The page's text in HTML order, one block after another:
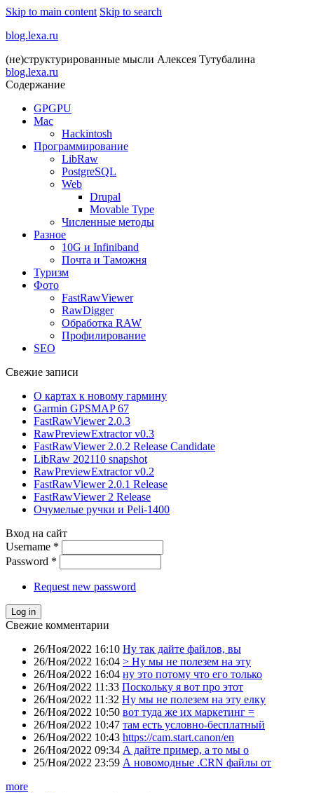
Skip to main content Skip to search
blog.lexa.ru
(не)структурированные мысли Алексея Тутубалина
blog.lexa.ru
Содержание
GPGPU
Mac
Hackintosh
Программирование
LibRaw
PostgreSQL
Web
Drupal
Movable Type
Численные методы
Разное
10G и Infiniband
Почта и Таможня
Туризм
Фото
FastRawViewer
RawDigger
Обработка RAW
Профилирование
SEO
Свежие записи
О картах к новому гармину
Garmin GPSMAP 67
FastRawViewer 2.0.3
RawPreviewExtractor v0.3
FastRawViewer 2.0.2 Release Candidate
LibRaw 202110 snapshot
RawPreviewExtractor v0.2
FastRawViewer 2.0.1 Release
FastRawViewer 2 Release
Очумелые ручки и Peli-1400
Вход на сайт
Username *
Password *
Request new password
Свежие комментарии
26/Ноя/2022 16:10 Ну так дайте файлов, вы
26/Ноя/2022 16:04 > Ну мы не полезем на эту
26/Ноя/2022 16:04 ну это потому что его только
26/Ноя/2022 11:33 Поскольку я вот про этот
26/Ноя/2022 11:32 Ну мы не полезем на эту елку
26/Ноя/2022 10:50 вот туда же их маркетинг =
26/Ноя/2022 10:47 там есть условно-бесплатный
26/Ноя/2022 10:43 https://cam.start.canon/en
26/Ноя/2022 09:34 А дайте пример, а то мы о
25/Ноя/2022 23:59 А новомодные .CRN файлы от
more